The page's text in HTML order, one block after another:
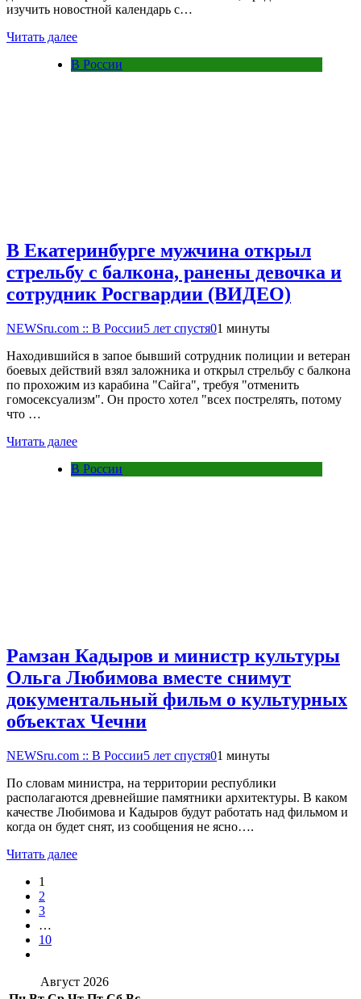
изучить новостной календарь с…
Читать далее
В России
В Екатеринбурге мужчина открыл
стрельбу с балкона, ранены девочка и
сотрудник Росгвардии (ВИДЕО)
NEWSru.com :: В России5 лет спустя01 минуты
Находившийся в запое бывший сотрудник полиции и ветеран
боевых действий взял заложника и открыл стрельбу с балкона
по прохожим из карабина "Сайга", требуя "отменить
гомосексуализм". Он просто хотел "всех пострелять, потому
что …
Читать далее
В России
Рамзан Кадыров и министр культуры
Ольга Любимова вместе снимут
документальный фильм о культурных
объектах Чечни
NEWSru.com :: В России5 лет спустя01 минуты
По словам министра, на территории республики
располагаются древнейшие памятники архитектуры. В каком
качестве Любимова и Кадыров будут работать над фильмом и
когда он будет снят, из сообщения не ясно….
Читать далее
1
2
3
…
10
Август 2026